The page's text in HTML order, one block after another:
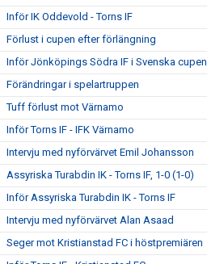
Inför IK Oddevold - Torns IF
Förlust i cupen efter förlängning
Inför Jönköpings Södra IF i Svenska cupen
Förändringar i spelartruppen
Tuff förlust mot Värnamo
Inför Torns IF - IFK Värnamo
Intervju med nyförvärvet Emil Johansson
Assyriska Turabdin IK - Torns IF, 1-0 (1-0)
Inför Assyriska Turabdin IK - Torns IF
Intervju med nyförvärvet Alan Asaad
Seger mot Kristianstad FC i höstpremiären